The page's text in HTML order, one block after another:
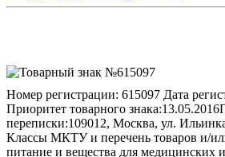
Номер регистрации: 615097 Дата
Приоритет товарного знака:13.05.2016
переписки:109012, Москва, ул.
Классы МКТУ и перечень товаров и/